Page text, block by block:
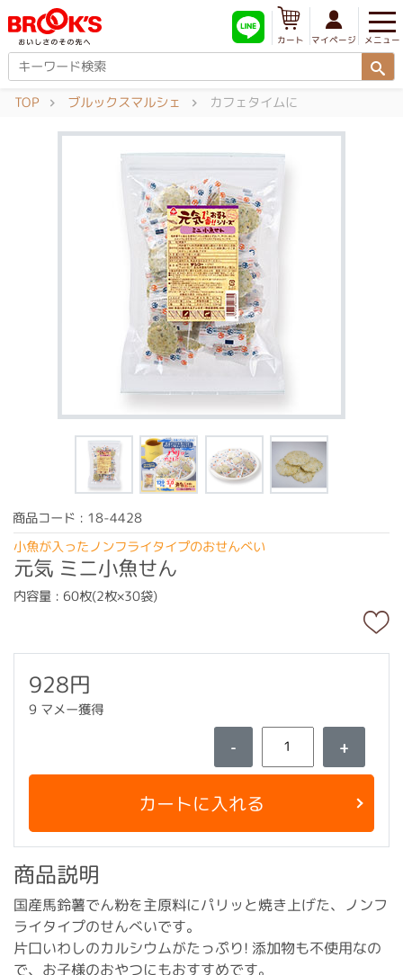
メニュー
マイページ
カート
TOP ブルックスマルシェ カフェタイムに
商品コード : 18-4428
小魚が入ったノンフライタイプのおせんべい
元気 ミニ小魚せん
内容量 : 60枚(2枚×30袋)
928円
9 マメー獲得
- +
カートに入れる
商品説明
国産馬鈴薯でん粉を主原料にパリッと焼き上げた、ノンフ
ライタイプのせんべいです。
片口いわしのカルシウムがたっぷり! 添加物も不使用なの
で、お子様のおやつにもおすすめです。